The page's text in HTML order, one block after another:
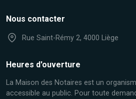
Nous contacter
Rue Saint-Rémy 2, 4000 Liège
Heures d'ouverture
La Maison des Notaires est un
accessible au public. Pour toute